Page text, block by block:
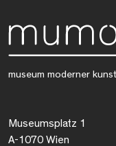
museum moderner
Museumsplatz 1
A-1070 Wien